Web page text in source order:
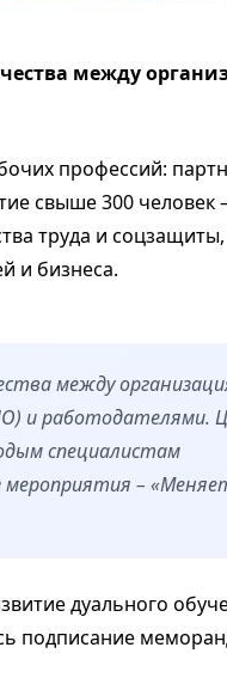
между
профессий:
свыше 300 человек
труда и
и бизнеса.
между
и работодателями.
специалистам
–
дуального
подписание